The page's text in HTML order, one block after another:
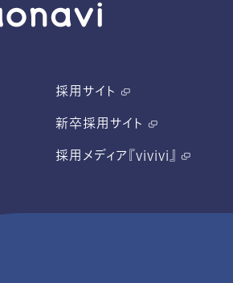
採用サイト
新卒採用サイト
採用メディア『vivivi』